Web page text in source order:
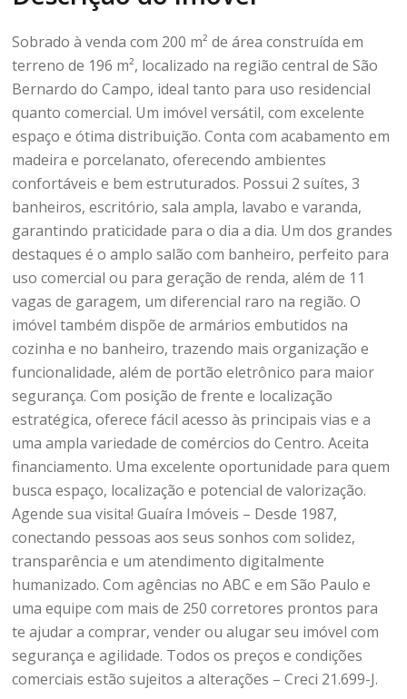
Sobrado à venda com 200 m² de área construída em
terreno de 196 m², localizado na região central de São
Bernardo do Campo, ideal tanto para uso residencial
quanto comercial. Um imóvel versátil, com excelente
espaço e ótima distribuição. Conta com acabamento em
madeira e porcelanato, oferecendo ambientes
confortáveis e bem estruturados. Possui 2 suítes, 3
banheiros, escritório, sala ampla, lavabo e varanda,
garantindo praticidade para o dia a dia. Um dos grandes
destaques é o amplo salão com banheiro, perfeito para
uso comercial ou para geração de renda, além de 11
vagas de garagem, um diferencial raro na região. O
imóvel também dispõe de armários embutidos na
cozinha e no banheiro, trazendo mais organização e
funcionalidade, além de portão eletrônico para maior
segurança. Com posição de frente e localização
estratégica, oferece fácil acesso às principais vias e a
uma ampla variedade de comércios do Centro. Aceita
financiamento. Uma excelente oportunidade para quem
busca espaço, localização e potencial de valorização.
Agende sua visita! Guaíra Imóveis – Desde 1987,
conectando pessoas aos seus sonhos com solidez,
transparência e um atendimento digitalmente
humanizado. Com agências no ABC e em São Paulo e
uma equipe com mais de 250 corretores prontos para
te ajudar a comprar, vender ou alugar seu imóvel com
segurança e agilidade. Todos os preços e condições
comerciais estão sujeitos a alterações – Creci 21.699-J.